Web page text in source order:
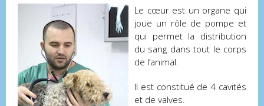
Le cœur est un organe qui
joue un rôle de pompe et
qui permet la distribution
du sang dans tout le corps
de l’animal.
Il est constitué de 4 cavités
et de valves.